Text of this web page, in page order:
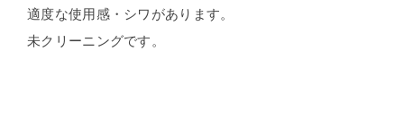
適度な使用感・シワがあります。
未クリーニングです。